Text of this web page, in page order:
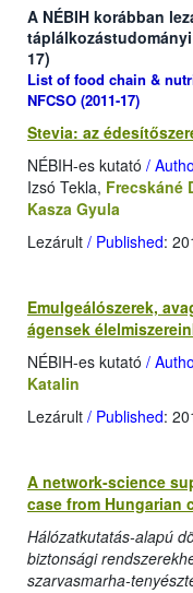
A NÉBIH korábban
17)
List of food chain &
NFCSO (2011-17)
Stevia: az
NÉBIH-es kutató /
Izsó Tekla, Frecskáné
Kasza Gyula
Lezárult / Published:
Emulgeálószerek,
ágensek
NÉBIH-es kutató /
Katalin
Lezárult / Published:
A network-science
case from Hungarian
Hálózatkutatás-alapú
biztonsági
szarvasmarha-